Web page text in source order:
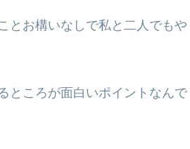
とお構いなしで私と二人でもや
ところが面白いポイントなんで